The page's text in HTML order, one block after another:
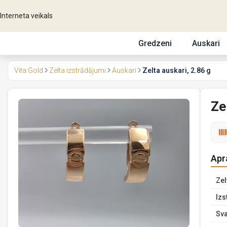
Interneta veikals
Gredzeni Auskari
Vita Gold Zelta izstrādājumi Auskari Zelta auskari, 2.86 g